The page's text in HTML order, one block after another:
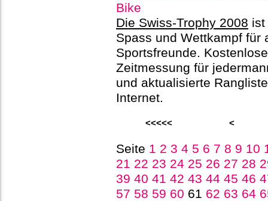
Bike
Die Swiss-Trophy 2008 ist
Spass und Wettkampf für
Sportsfreunde. Kostenlose
Zeitmessung für
und aktualisierte
Internet.
<<<<< <
Seite 1 2 3 4 5 6 7 8 9 10
21 22 23 24 25 26 27 28
39 40 41 42 43 44 45 46
57 58 59 60 61 62 63 64